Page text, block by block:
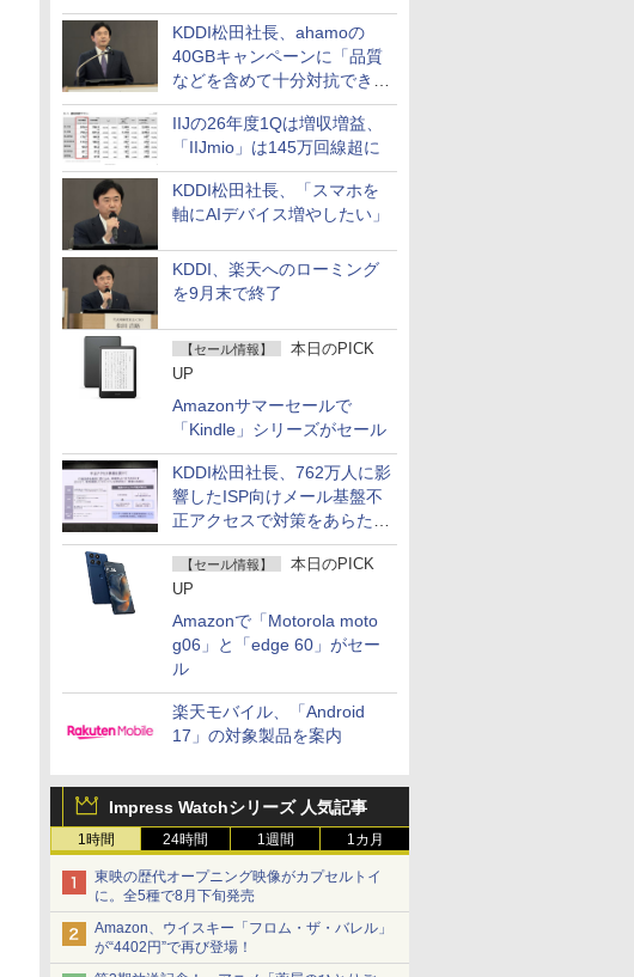
題
KDDI松田社長、ahamoの
40GBキャンペーンに「品質
などを含めて十分対抗でき
る」
IIJの26年度1Qは増収増益、
「IIJmio」は145万回線超に
KDDI松田社長、「スマホを
軸にAIデバイス増やしたい」
KDDI、楽天へのローミング
を9月末で終了
【セール情報】
本日のPICK
UP
Amazonサマーセールで
「Kindle」シリーズがセール
KDDI松田社長、762万人に影
響したISP向けメール基盤不
正アクセスで対策をあらため
て説明
【セール情報】
本日のPICK
UP
Amazonで「Motorola moto
g06」と「edge 60」がセー
ル
楽天モバイル、「Android
17」の対象製品を案内
Impress Watchシリーズ 人気記事
1時間 24時間 1週間 1カ月
東映の歴代オープニング映像がカプセルトイ
に。全5種で8月下旬発売
Amazon、ウイスキー「フロム・ザ・バレル」
が“4402円”で再び登場！